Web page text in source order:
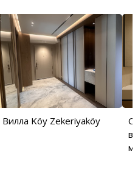
Вилла Köy Zekeriyaköy